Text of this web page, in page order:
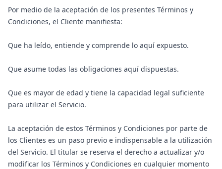
Por medio de la aceptación de los presentes Términos y
Condiciones, el Cliente manifiesta:
Que ha leído, entiende y comprende lo aquí expuesto.
Que asume todas las obligaciones aquí dispuestas.
Que es mayor de edad y tiene la capacidad legal suficiente
para utilizar el Servicio.
La aceptación de estos Términos y Condiciones por parte de
los Clientes es un paso previo e indispensable a la utilización
del Servicio. El titular se reserva el derecho a actualizar y/o
modificar los Términos y Condiciones en cualquier momento